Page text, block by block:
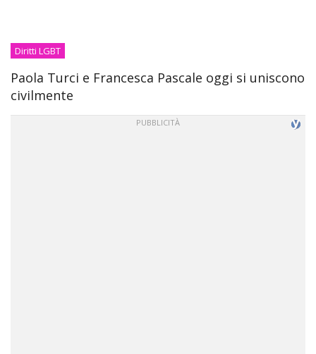
Diritti LGBT
Paola Turci e Francesca Pascale oggi si uniscono
civilmente